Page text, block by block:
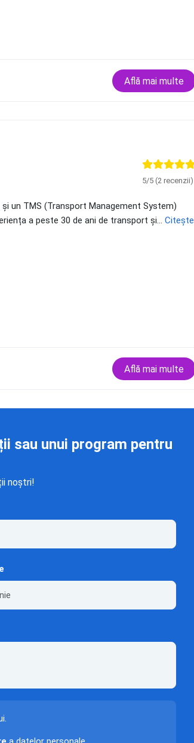
Află mai multe
5/5 (2 recenzii)
un TMS (Transport Management System)
a peste 30 de ani de transport și... Citește
Află mai multe
sau unui program pentru
noștri!